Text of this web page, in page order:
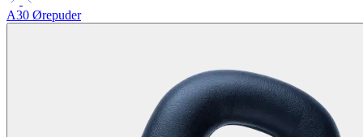
A30 Ørepuder